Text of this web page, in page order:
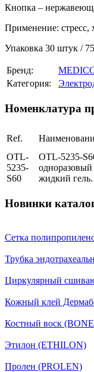
Кнопка –
Применение: стресс,
Упаковка 30 штук /
Бренд:
Категория:
Номенклатура
Ref.
OTL-
5235-
S60
OTL-5235-
жидкий гель.
Новинки
Сетка
Трубка
Циркулярный
Кожный клей
Костный воск
Этилон (ETHILON)
Пролен (PROLEN)